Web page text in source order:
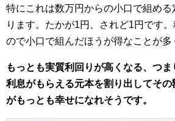
特にこれは数万円からの小口で組め
ります。たかが1円、されど1円です
ので小口で組んだほうが得なことが多
もっとも実質利回りが高くなる、つま
利息がもらえる元本を割り出してそ
がもっとも幸せになれそうです。